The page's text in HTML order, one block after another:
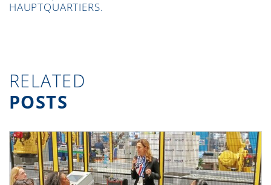
HAUPTQUARTIERS.
RELATED
POSTS